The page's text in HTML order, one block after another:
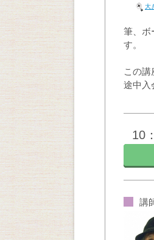
大
筆、ボ
す。
この講
途中入
10
講